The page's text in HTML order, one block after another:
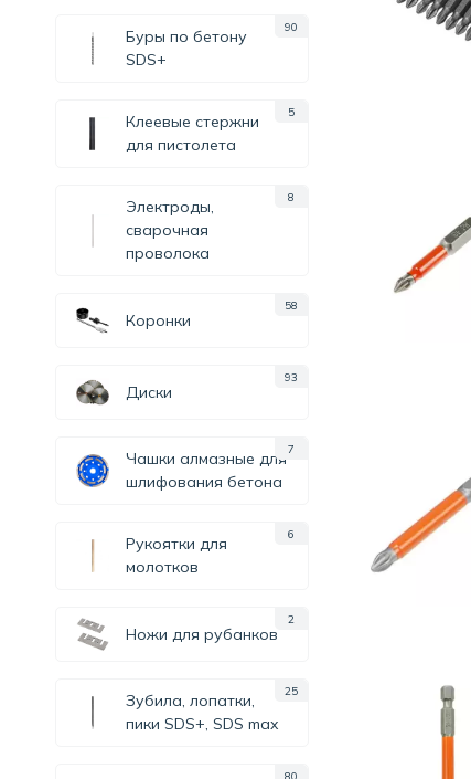
Буры по бетону
SDS+
90
Клеевые стержни
для пистолета
5
Электроды,
сварочная
проволока
8
Коронки
58
Диски
93
Чашки алмазные для
шлифования бетона
7
Рукоятки для
молотков
6
Ножи для рубанков
2
Зубила, лопатки,
пики SDS+, SDS max
25